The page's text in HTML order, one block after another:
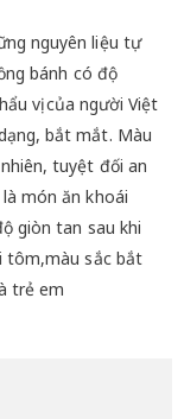
nguyên liệu tự
bánh có độ
vị của người Việt
bắt mắt. Màu
tuyệt đối an
món ăn khoái
giòn tan sau khi
tôm,màu sắc bắt
trẻ em